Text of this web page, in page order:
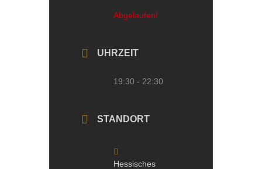
Abgelaufen!
UHRZEIT
19:30 - 22:30
STANDORT
Hessisches